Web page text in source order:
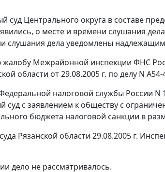
Центрального округа в составе
явились, о месте и времени слушания
слушания дела уведомлены
жалобу Межрайонной инспекции ФНС
области от 29.08.2005 г. по делу N
налоговой службы России N
суд с заявлением к обществу с
бюджета налоговой санкции в
Рязанской области 29.08.2005 г.
дело не рассматривалось.